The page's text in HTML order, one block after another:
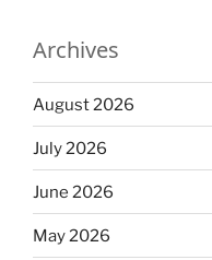
Archives
August 2026
July 2026
June 2026
May 2026